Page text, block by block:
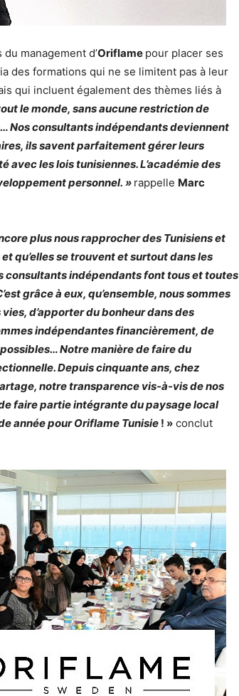
management d’Oriflame pour placer ses
des formations qui ne se limitent pas à leur
qui incluent également des thèmes liés à
le monde, sans aucune restriction de
Nos consultants indépendants deviennent
ils savent parfaitement gérer leurs
les lois tunisiennes. L’académie des
personnel. » rappelle Marc
plus nous rapprocher des Tunisiens et
et qu’elles se trouvent et surtout dans les
consultants indépendants font tous et toutes
grâce à eux, qu’ensemble, nous sommes
d’apporter du bonheur dans des
indépendantes financièrement, de
Notre manière de faire du
Depuis cinquante ans, chez
notre transparence vis-à-vis de nos
faire partie intégrante du paysage local
année pour Oriflame Tunisie ! » conclut